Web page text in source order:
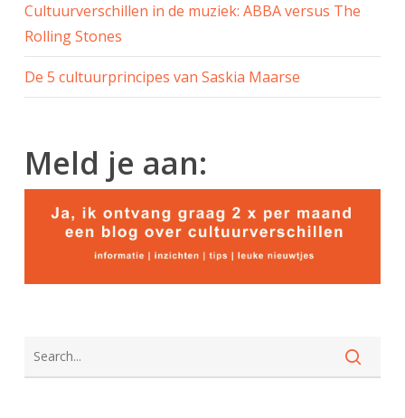
Cultuurverschillen in de muziek: ABBA versus The
Rolling Stones
De 5 cultuurprincipes van Saskia Maarse
Meld je aan: